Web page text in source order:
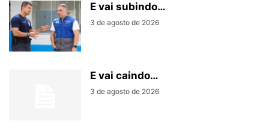
E vai subindo…
3 de agosto de 2026
E vai caindo…
3 de agosto de 2026